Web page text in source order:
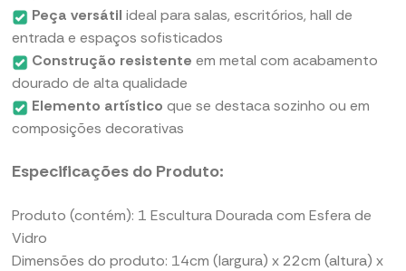
Peça versátil ideal para salas, escritórios, hall de
entrada e espaços sofisticados
Construção resistente em metal com acabamento
dourado de alta qualidade
Elemento artístico que se destaca sozinho ou em
composições decorativas
Especificações do Produto:
Produto (contém): 1 Escultura Dourada com Esfera de
Vidro
Dimensões do produto: 14cm (largura) x 22cm (altura) x